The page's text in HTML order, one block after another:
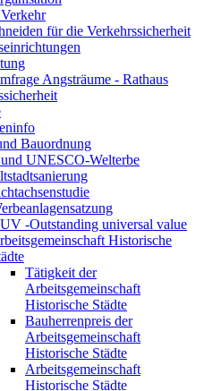
für die Verkehrssicherheit
Angsträume - Rathaus
Bauordnung
UNESCO-Welterbe
-Outstanding universal value
Historische
Tätigkeit der
Arbeitsgemeinschaft
Historische Städte
Bauherrenpreis der
Arbeitsgemeinschaft
Historische Städte
Arbeitsgemeinschaft
Historische Städte